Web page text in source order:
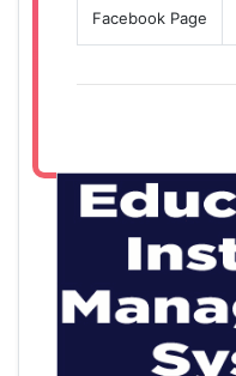
Facebook Page
বাজেটের মধ্যে
২০টির অধিক